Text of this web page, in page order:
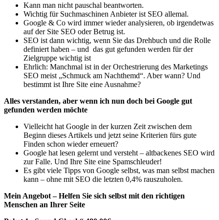
Kann man nicht pauschal beantworten.
Wichtig für Suchmaschinen Anbieter ist SEO allemal.
Google & Co wird immer wieder analysieren, ob irgendetwas
auf der Site SEO oder Betrug ist.
SEO ist dann wichtig, wenn Sie das Drehbuch und die Rolle
definiert haben – und das gut gefunden werden für der
Zielgruppe wichtig ist
Ehrlich: Manchmal ist in der Orchestrierung des Marketings
SEO meist „Schmuck am Nachthemd“. Aber wann? Und
bestimmt ist Ihre Site eine Ausnahme?
Alles verstanden, aber wenn ich nun doch bei Google gut
gefunden werden möchte
Vielleicht hat Google in der kurzen Zeit zwischen dem
Beginn dieses Artikels und jetzt seine Kriterien fürs gute
Finden schon wieder erneuert?
Google hat lesen gelernt und versteht – altbackenes SEO wird
zur Falle. Und Ihre Site eine Spamschleuder!
Es gibt viele Tipps von Google selbst, was man selbst machen
kann – ohne mit SEO die letzten 0,4% rauszuholen.
Mein Angebot – Helfen Sie sich selbst mit den richtigen
Menschen an Ihrer Seite